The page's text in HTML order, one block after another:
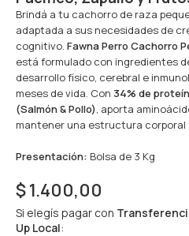
Brindá a tu cachorro de raza
adaptada a sus necesidades de
cognitivo. Fawna Perro Cachorro
está formulado con ingredientes
desarrollo físico, cerebral e
meses de vida. Con 34% de
(Salmón & Pollo), aporta
mantener una estructura corporal
Presentación: Bolsa de 3 Kg
$1.400,00
Si elegís pagar con
Up Local: